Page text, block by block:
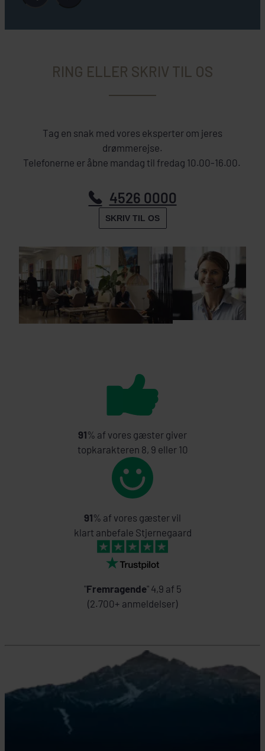
RING ELLER SKRIV TIL OS
Tag en snak med vores eksperter om jeres
drømmerejse.
Telefonerne er åbne mandag til fredag 10.00-16.00.
4526 0000
SKRIV TIL OS
91% af vores gæster giver
topkarakteren 8, 9 eller 10
91% af vores gæster vil
klart anbefale Stjernegaard
"Fremragende" 4,9 af 5
(2.700+ anmeldelser)